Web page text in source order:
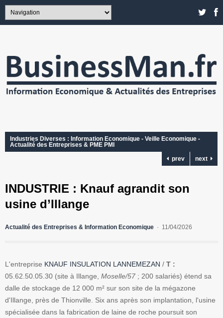
Industries Diverses : Information Economique - Veille Economique -
Actualité des Entreprises & PME PMI
prev
next
INDUSTRIE : Knauf agrandit son
usine d’Illange
Actualité des Entreprises & Information Economique 11/04/2026
L'entreprise KNAUF INSULATION LANNEMEZAN / T :
05.62.50.05.30 (site à Illange, Moselle/57 ; 200 salariés) étend sa
dalle de stockage de 12 000 m² sur son site de la mégazone
d'Illange, près de Thionville. Six ans après son implantation, l'usine
spécialisée dans la fabrication de laine de roche poursuit son